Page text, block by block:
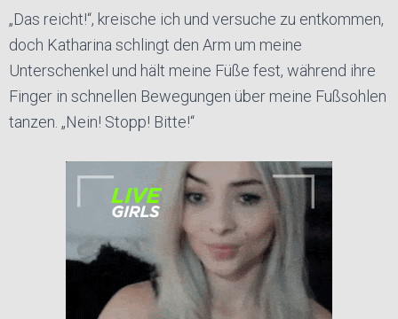
„Das reicht!“, kreische ich und versuche zu entkommen,
doch Katharina schlingt den Arm um meine
Unterschenkel und hält meine Füße fest, während ihre
Finger in schnellen Bewegungen über meine Fußsohlen
tanzen. „Nein! Stopp! Bitte!“